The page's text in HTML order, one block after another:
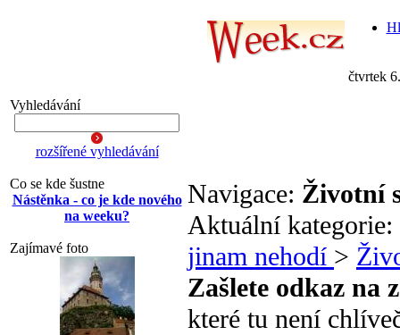
čtvrtek
Vyhledávání
rozšířené vyhledávání
Co se kde šustne
Nástěnka - co je kde nového
na weeku?
Zajímavé foto
Navigace: Životní
Aktuální kategorie:
jinam nehodí >
Zašlete odkaz na
které tu není